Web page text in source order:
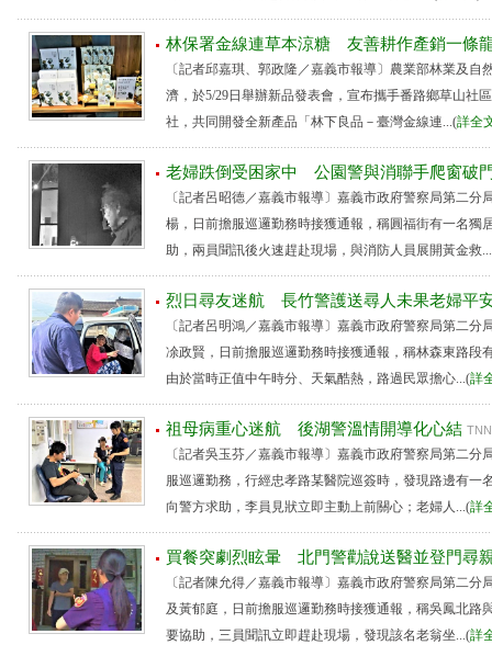
林保署金線連草本涼糖 友善耕作產銷一條
〔記者邱嘉琪、郭政隆／嘉義市報導〕農業部林業及自
濟，於5/29日舉辦新品發表會，宣布攜手番路鄉草山社
社，共同開發全新產品「林下良品－臺灣金線連...(詳全
老婦跌倒受困家中 公園警與消聯手爬窗破
〔記者呂昭德／嘉義市報導〕嘉義市政府警察局第二分
楊，日前擔服巡邏勤務時接獲通報，稱圓福街有一名獨
助，兩員聞訊後火速趕赴現場，與消防人員展開黃金救
烈日尋友迷航 長竹警護送尋人未果老婦平
〔記者呂明鴻／嘉義市報導〕嘉義市政府警察局第二分
凃政賢，日前擔服巡邏勤務時接獲通報，稱林森東路段
由於當時正值中午時分、天氣酷熱，路過民眾擔心...(詳
祖母病重心迷航 後湖警溫情開導化心結 TNN
〔記者吳玉芬／嘉義市報導〕嘉義市政府警察局第二分
服巡邏勤務，行經忠孝路某醫院巡簽時，發現路邊有一
向警方求助，李員見狀立即主動上前關心；老婦人...(詳
買餐突劇烈眩暈 北門警勸說送醫並登門尋
〔記者陳允得／嘉義市報導〕嘉義市政府警察局第二分
及黃郁庭，日前擔服巡邏勤務時接獲通報，稱吳鳳北路
要協助，三員聞訊立即趕赴現場，發現該名老翁坐...(詳